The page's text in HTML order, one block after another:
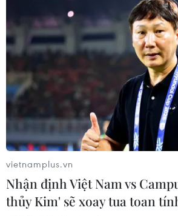
vietnamplus.vn
Nhận định Việt Nam vs
thủy Kim' sẽ xoay tua toan